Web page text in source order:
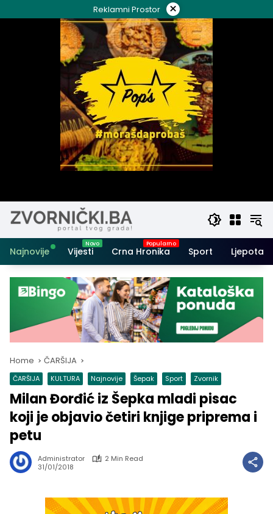
to
Reklamni Prostor ×
Najnovije Vijesti Crna Hronika Sport Ljepota i
Home ČARŠIJA
ČARŠIJA KULTURA Najnovije Šepak Sport Zvornik
Milan Đorđić iz Šepka mladi pisac
koji je objavio četiri knjige priprema i
petu
Administrator
2 Min Read
31/01/2018